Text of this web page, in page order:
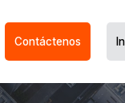
Contáctenos